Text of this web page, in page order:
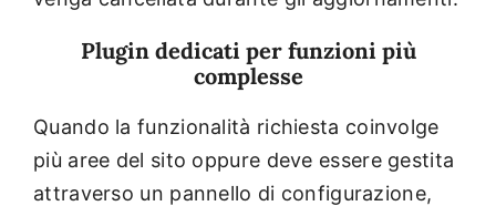
Plugin dedicati per funzioni più
complesse
Quando la funzionalità richiesta coinvolge
più aree del sito oppure deve essere gestita
attraverso un pannello di configurazione,